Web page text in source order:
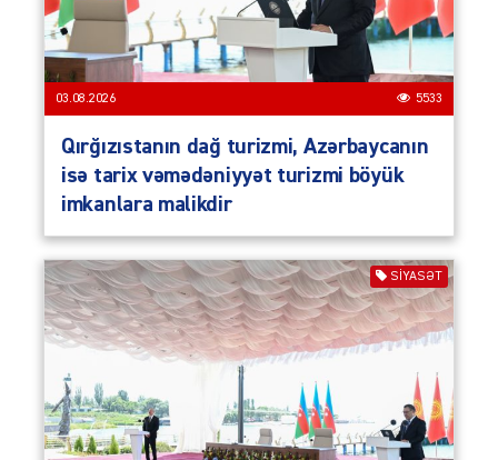
03.08.2026 5533
Qırğızıstanın dağ turizmi, Azərbaycanın
isə tarix vəmədəniyyət turizmi böyük
imkanlara malikdir
SIYASƏT